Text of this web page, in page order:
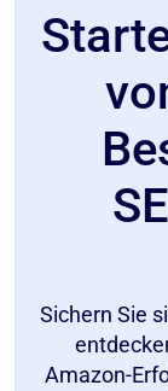
Sichern Sie
Amazon-